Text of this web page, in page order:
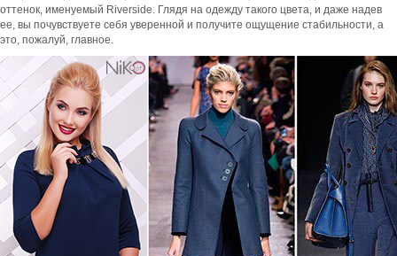
оттенок, именуемый Riverside. Глядя на одежду такого цвета, и даже надев
ее, вы почувствуете себя уверенной и получите ощущение стабильности, а
это, пожалуй, главное.